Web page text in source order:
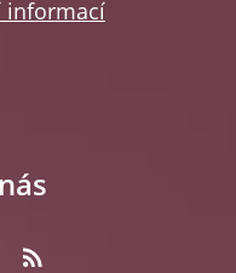
informací